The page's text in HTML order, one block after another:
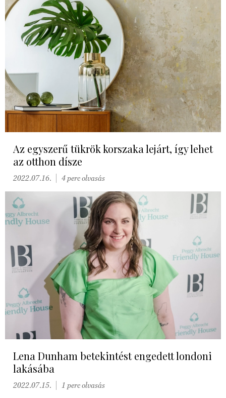
Az egyszerű tükrök korszaka lejárt, így lehet
az otthon dísze
2022.07.16. 4 perc olvasás
Lena Dunham betekintést engedett londoni
lakásába
2022.07.15. 1 perc olvasás